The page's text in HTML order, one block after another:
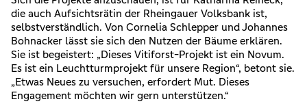
die auch Aufsichtsrätin der Rheingauer Volksbank ist,
selbstverständlich. Von Cornelia Schlepper und Johannes
Bohnacker lässt sie sich den Nutzen der Bäume erklären.
Sie ist begeistert: „Dieses Vitiforst-Projekt ist ein Novum.
Es ist ein Leuchtturmprojekt für unsere Region“, betont sie.
„Etwas Neues zu versuchen, erfordert Mut. Dieses
Engagement möchten wir gern unterstützen.“